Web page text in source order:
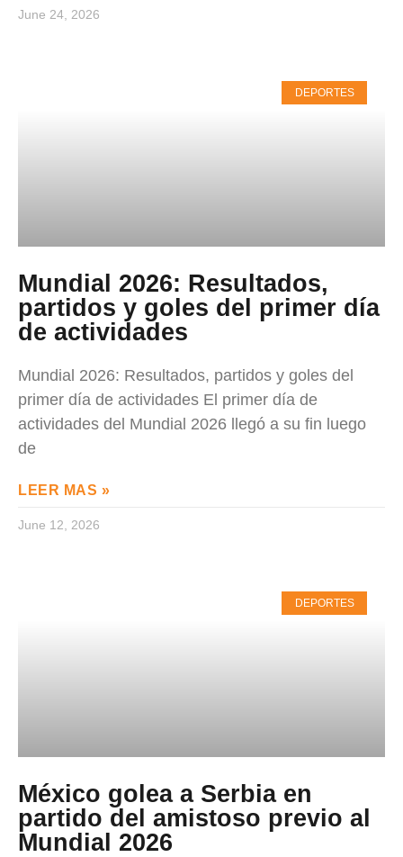
June 24, 2026
DEPORTES
Mundial 2026: Resultados,
partidos y goles del primer día
de actividades
Mundial 2026: Resultados, partidos y goles del
primer día de actividades El primer día de
actividades del Mundial 2026 llegó a su fin luego
de
LEER MAS »
June 12, 2026
DEPORTES
México golea a Serbia en
partido del amistoso previo al
Mundial 2026